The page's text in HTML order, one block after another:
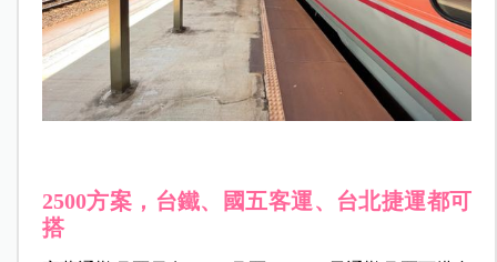
2500方案，台鐵、國五客運、台北捷運都可
搭